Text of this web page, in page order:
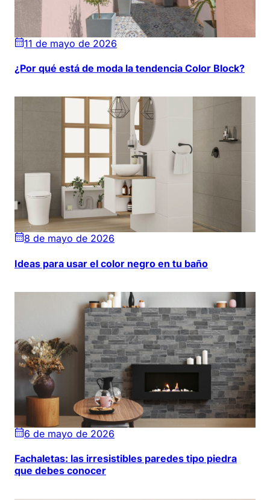
11 de mayo de 2026
¿Por qué está de moda la tendencia Color Block?
8 de mayo de 2026
Ideas para usar el color negro en tu baño
6 de mayo de 2026
Fachaletas: las irresistibles paredes tipo piedra
que debes conocer